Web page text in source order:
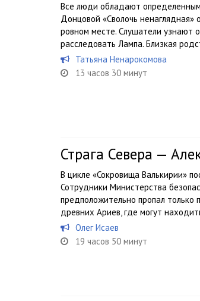
Все люди обладают
Донцовой «Сволочь
ровном месте. Слушатели узнают
расследовать Лампа. Близкая
Татьяна Ненарокомова
13 часов 30 минут
Страга Севера —
В цикле «Сокровища Валькирии»
Сотрудники Министерства
предположительно пропал
древних Ариев, где могут
Олег Исаев
19 часов 50 минут